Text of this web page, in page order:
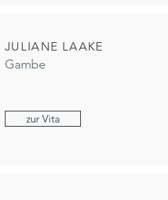
JULIANE LAAKE
Gambe
zur Vita